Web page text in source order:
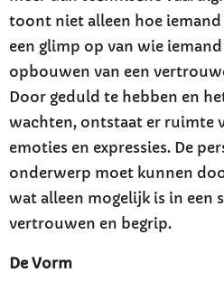
toont niet alleen hoe
een glimp op van wie
opbouwen van een
Door geduld te hebben en
wachten, ontstaat er ruimte
emoties en expressies. De
onderwerp moet kunnen
wat alleen mogelijk is in een
vertrouwen en begrip.
De Vorm